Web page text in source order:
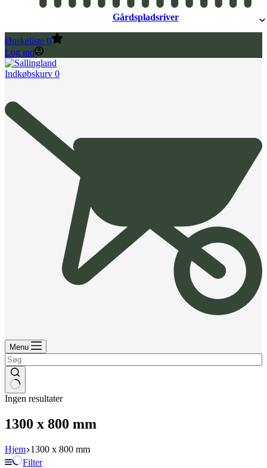
Gårdspladsriver
Ønskeliste 0
Log ind
Indkøbskurv 0
Menu
Ingen resultater
1300 x 800 mm
Hjem 1300 x 800 mm
Filter